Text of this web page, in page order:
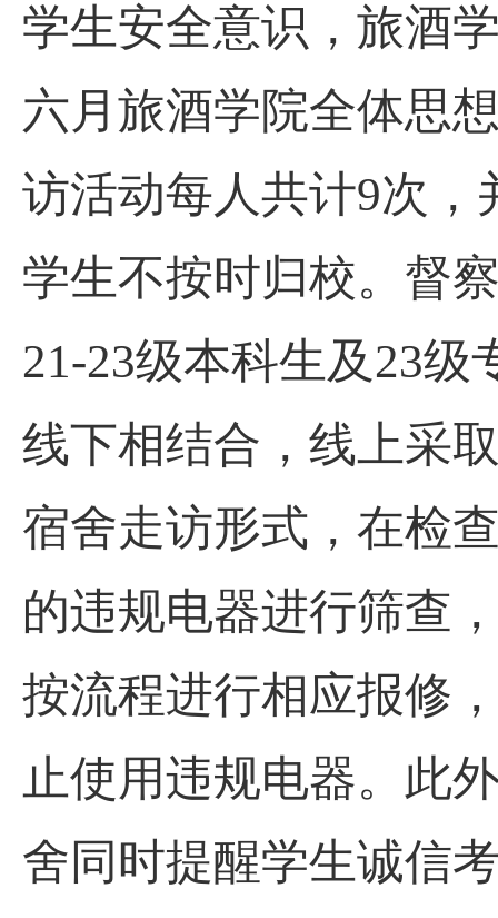
学生安全意识 ， 旅酒
六月旅酒学院全体思
访活动每人共计9次，
学生不按时归校。督
21-23级本科生及23
线下相结合，线上采
宿舍走访形式，在检
的违规电器进行筛查
按流程进行相应报修
止使用违规电器。此
舍同时提醒学生诚信